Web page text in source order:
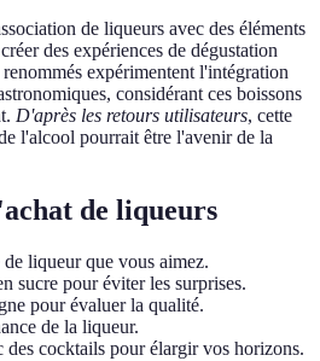
de liqueurs avec des éléments
des expériences de dégustation
expérimentent l'intégration
considérant ces boissons
D'après les retours utilisateurs, cette
l'alcool pourrait être l'avenir de la
de liqueurs
liqueur que vous aimez.
sucre pour éviter les surprises.
pour évaluer la qualité.
de la liqueur.
des cocktails pour élargir vos horizons.